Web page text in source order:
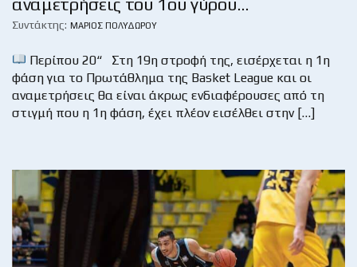
Συντάκτης: ΜΆΡΙΟΣ ΠΟΛΥΔΏΡΟΥ
Περίπου 20“ Στη 19η στροφή της, εισέρχεται η 1η
φάση για το Πρωτάθλημα της Basket League και οι
αναμετρήσεις θα είναι άκρως ενδιαφέρουσες από τη
στιγμή που η 1η φάση, έχει πλέον εισέλθει στην […]